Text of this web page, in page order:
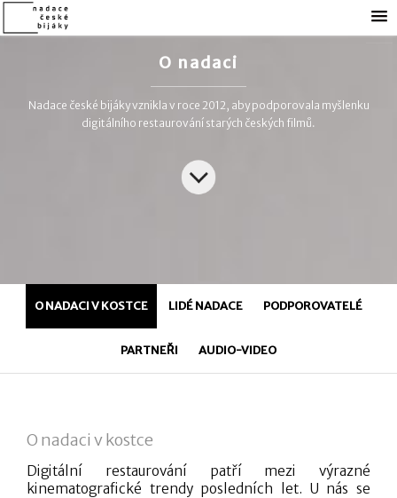
O nadaci
Nadace české bijáky vznikla v roce 2012, aby podporovala myšlenku
digitálního restaurování starých českých filmů.
O NADACI V KOSTCE LIDÉ NADACE PODPOROVATELÉ
PARTNEŘI AUDIO-VIDEO
O nadaci v kostce
Digitální restaurování patří mezi výrazné
kinematografické trendy posledních let. U nás se